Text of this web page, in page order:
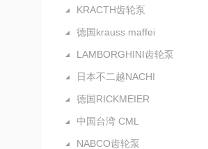
KRACTH齿轮泵
德国krauss maffei
LAMBORGHINI齿轮泵
日本不二越NACHI
德国RICKMEIER
中国台湾 CML
NABCO齿轮泵